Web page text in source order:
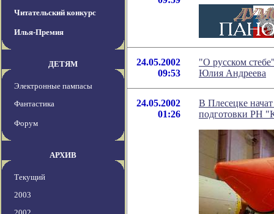
Читательский конкурс
Илья-Премия
ДЕТЯМ
Электронные пампасы
Фантастика
Форум
АРХИВ
Текущий
2003
24.05.2002
09:53
"О русском
Юлия Андреева
24.05.2002
01:26
В Плесецке
подготовки РН